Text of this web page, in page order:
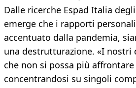
Dalle ricerche Espad Italia
emerge che i rapporti
accentuato dalla pandemia,
una destrutturazione. «I nostri
che non si possa più
concentrandosi su singoli